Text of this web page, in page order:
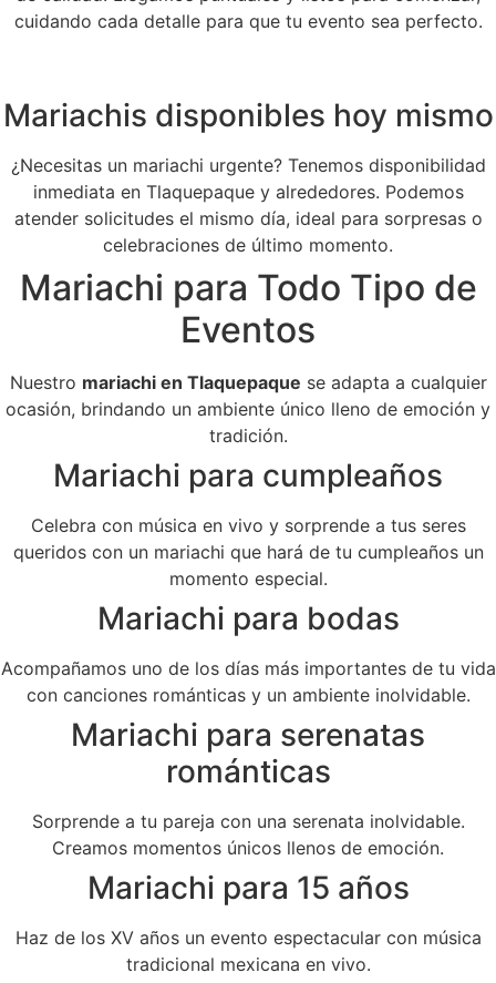
cuidando cada detalle para que tu evento sea perfecto.
Mariachis disponibles hoy mismo
¿Necesitas un mariachi urgente? Tenemos disponibilidad
inmediata en Tlaquepaque y alrededores. Podemos
atender solicitudes el mismo día, ideal para sorpresas o
celebraciones de último momento.
Mariachi para Todo Tipo de
Eventos
Nuestro mariachi en Tlaquepaque se adapta a cualquier
ocasión, brindando un ambiente único lleno de emoción y
tradición.
Mariachi para cumpleaños
Celebra con música en vivo y sorprende a tus seres
queridos con un mariachi que hará de tu cumpleaños un
momento especial.
Mariachi para bodas
Acompañamos uno de los días más importantes de tu vida
con canciones románticas y un ambiente inolvidable.
Mariachi para serenatas
románticas
Sorprende a tu pareja con una serenata inolvidable.
Creamos momentos únicos llenos de emoción.
Mariachi para 15 años
Haz de los XV años un evento espectacular con música
tradicional mexicana en vivo.